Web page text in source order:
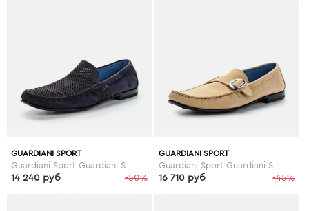
GUARDIANI SPORT
-50%
14 240 руб
GUARDIANI SPORT
Guardiani Sport Guardiani Sport GU013AMDYC78
-45%
16 710 руб